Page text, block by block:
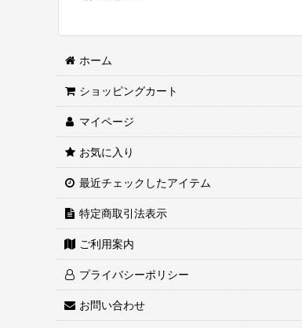
ホーム
ショッピングカート
マイページ
お気に入り
最近チェックしたアイテム
特定商取引法表示
ご利用案内
プライバシーポリシー
お問い合わせ